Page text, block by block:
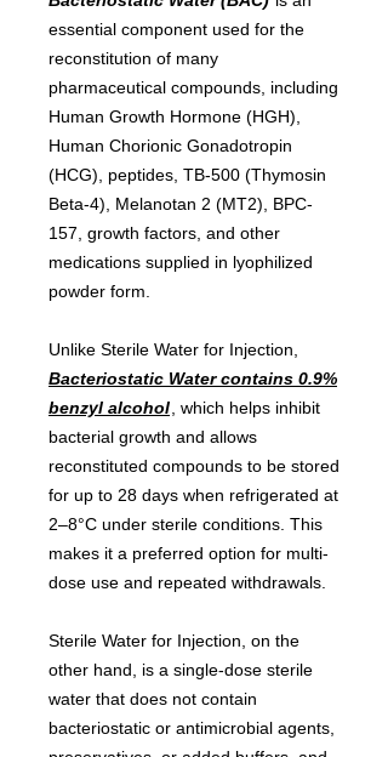
essential component used for the
reconstitution of many
pharmaceutical compounds, including
Human Growth Hormone (HGH),
Human Chorionic Gonadotropin
(HCG), peptides, TB-500 (Thymosin
Beta-4), Melanotan 2 (MT2), BPC-
157, growth factors, and other
medications supplied in lyophilized
powder form.
Unlike Sterile Water for Injection,
Bacteriostatic Water contains 0.9%
benzyl alcohol , which helps inhibit
bacterial growth and allows
reconstituted compounds to be stored
for up to 28 days when refrigerated at
2–8°C under sterile conditions. This
makes it a preferred option for multi-
dose use and repeated withdrawals.
Sterile Water for Injection, on the
other hand, is a single-dose sterile
water that does not contain
bacteriostatic or antimicrobial agents,